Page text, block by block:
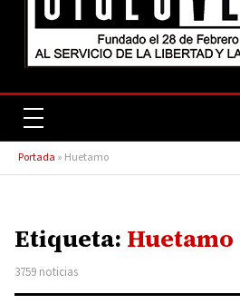
Portada » Huetamo
Etiqueta: Huetamo
3759 noticias